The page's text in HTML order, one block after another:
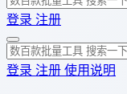
登录 注册
登录 注册 使用说明